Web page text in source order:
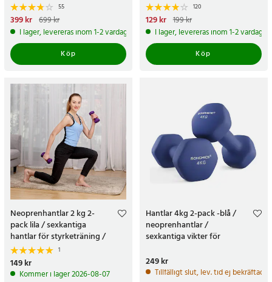
55
Nuvarande pris
pris:699 kr
399 kr 699 kr
I lager, levereras inom 1-2 vardagar
Köp
120
Nuvarande pris
pris:199 kr
129 kr 199 kr
I lager, levereras inom 1-2 vardagar
Köp
Neoprenhantlar 2 kg 2-
pack lila / sexkantiga
hantlar för styrketräning /
hantelset för hemmaträning
1
Pris:149 kr
149 kr
Kommer i lager 2026-08-07
Hantlar 4kg 2-pack -blå /
neoprenhantlar /
sexkantiga vikter för
Pris:249 kr
249 kr
Tillfälligt slut, lev. tid ej bekräftad.